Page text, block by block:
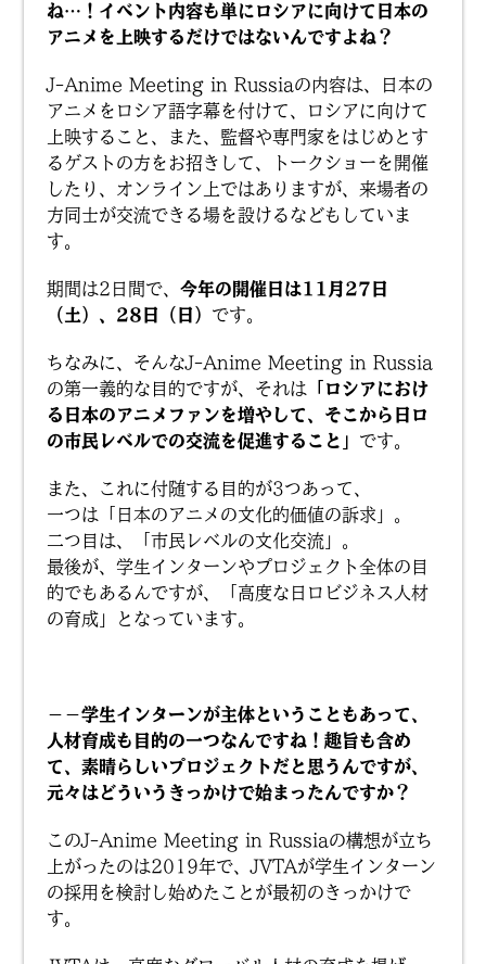
ね…！イベント内容も単にロシアに向けて日本の
アニメを上映するだけではないんですよね？
J-Anime Meeting in Russiaの内容は、日本の
アニメをロシア語字幕を付けて、ロシアに向けて
上映すること、また、監督や専門家をはじめとす
るゲストの方をお招きして、トークショーを開催
したり、オンライン上ではありますが、来場者の
方同士が交流できる場を設けるなどもしていま
す。
期間は2日間で、 今年の開催日は11月27日
（土）、28日（日） です。
ちなみに、そんなJ-Anime Meeting in Russia
の第一義的な目的ですが、それは 「ロシアにおけ
る日本のアニメファンを増やして、そこから日ロ
の市民レベルでの交流を促進すること」 です。
また、これに付随する目的が3つあって、
一つは「日本のアニメの文化的価値の訴求」。
二つ目は、「市民レベルの文化交流」。
最後が、学生インターンやプロジェクト全体の目
的でもあるんですが、「高度な日ロビジネス人材
の育成」となっています。
－－学生インターンが主体ということもあって、
人材育成も目的の一つなんですね！趣旨も含め
て、素晴らしいプロジェクトだと思うんですが、
元々はどういうきっかけで始まったんですか？
このJ-Anime Meeting in Russiaの構想が立ち
上がったのは2019年で、JVTAが学生インターン
の採用を検討し始めたことが最初のきっかけで
す。